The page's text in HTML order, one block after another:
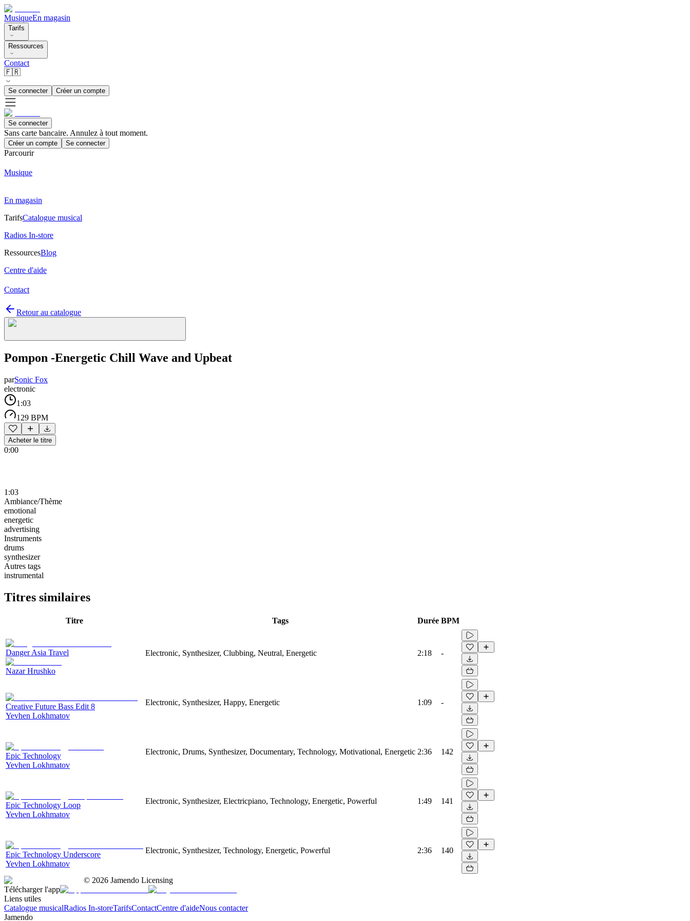
MusiqueEn magasin
Tarifs
Ressources
Contact
🇫🇷
Se connecter Créer un compte
Se connecter
Sans carte bancaire. Annulez à tout moment.
Créer un compte Se connecter
Parcourir
Musique
En magasin
TarifsCatalogue musical
Radios In-store
RessourcesBlog
Centre d'aide
Contact
Retour au catalogue
Pompon -Energetic Chill Wave and Upbeat
parSonic Fox
electronic
1:03
129 BPM
Acheter le titre
0:00
1:03
Ambiance/Thème
emotional
energetic
advertising
Instruments
drums
synthesizer
Autres tags
instrumental
Titres similaires
Titre Tags Durée BPM
Danger Asia Travel
Nazar Hrushko
Electronic, Synthesizer, Clubbing, Neutral, Energetic 2:18 -
Creative Future Bass Edit 8
Yevhen Lokhmatov
Electronic, Synthesizer, Happy, Energetic 1:09 -
Epic Technology
Yevhen Lokhmatov
Electronic, Drums, Synthesizer, Documentary, Technology, Motivational, Energetic 2:36 142
Epic Technology Loop
Yevhen Lokhmatov
Electronic, Synthesizer, Electricpiano, Technology, Energetic, Powerful 1:49 141
Epic Technology Underscore
Yevhen Lokhmatov
Electronic, Synthesizer, Technology, Energetic, Powerful 2:36 140
© 2026 Jamendo Licensing
Télécharger l'app
Liens utiles
Catalogue musicalRadios In-storeTarifsContactCentre d'aideNous contacter
Jamendo